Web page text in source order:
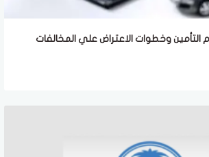
وخطوات الاعتراض علي المخالفات